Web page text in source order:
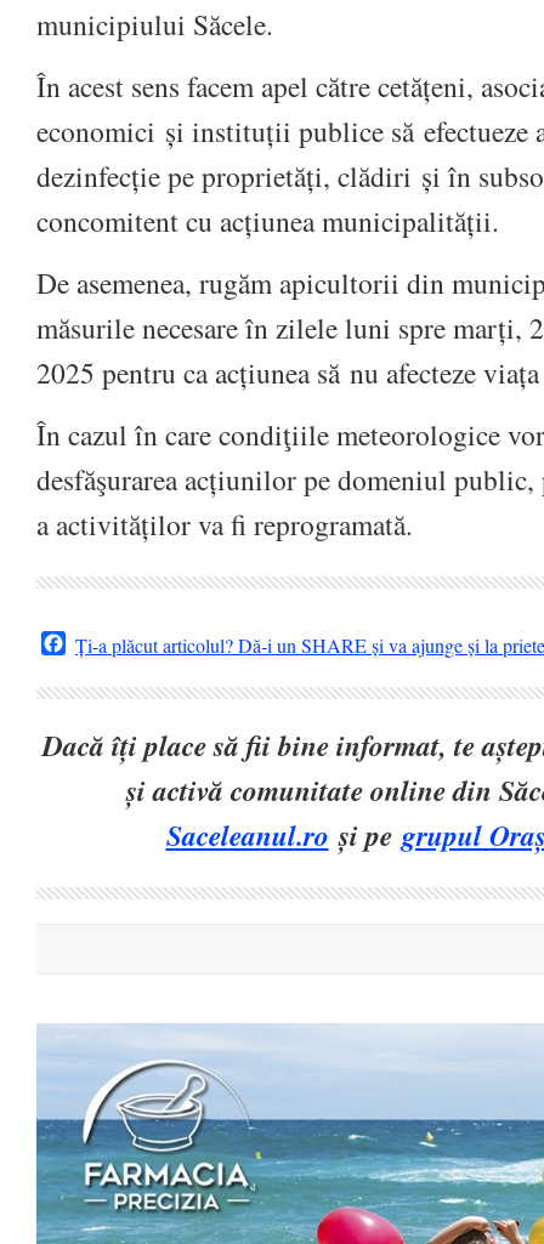
municipiului Săcele.
În acest sens facem apel către cetățeni,
economici și instituții publice să efectueze
dezinfecție pe proprietăți, clădiri și în
concomitent cu acțiunea municipalității.
De asemenea, rugăm apicultorii din
măsurile necesare în zilele luni spre marți,
2025 pentru ca acțiunea să nu afecteze
În cazul în care condiţiile meteorologice
desfăşurarea acțiunilor pe domeniul public,
a activităților va fi reprogramată.
Facebook
Ți-a plăcut articolul? Dă-i un SHARE și va ajunge și la
Dacă îți place să fii bine informat, te
și activă comunitate online din
Saceleanul.ro și pegrupul